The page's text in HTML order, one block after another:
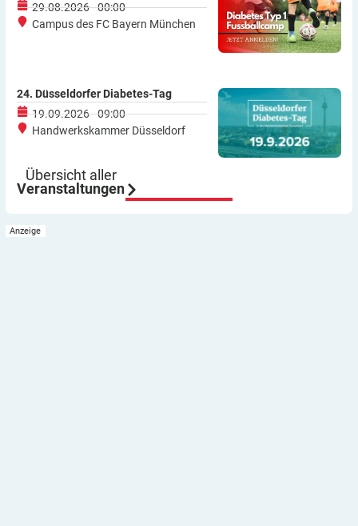
29.08.2026 - 00:00
Campus des FC Bayern München
24. Düsseldorfer Diabetes-Tag
19.09.2026 - 09:00
Handwerkskammer Düsseldorf
Übersicht aller
Veranstaltungen